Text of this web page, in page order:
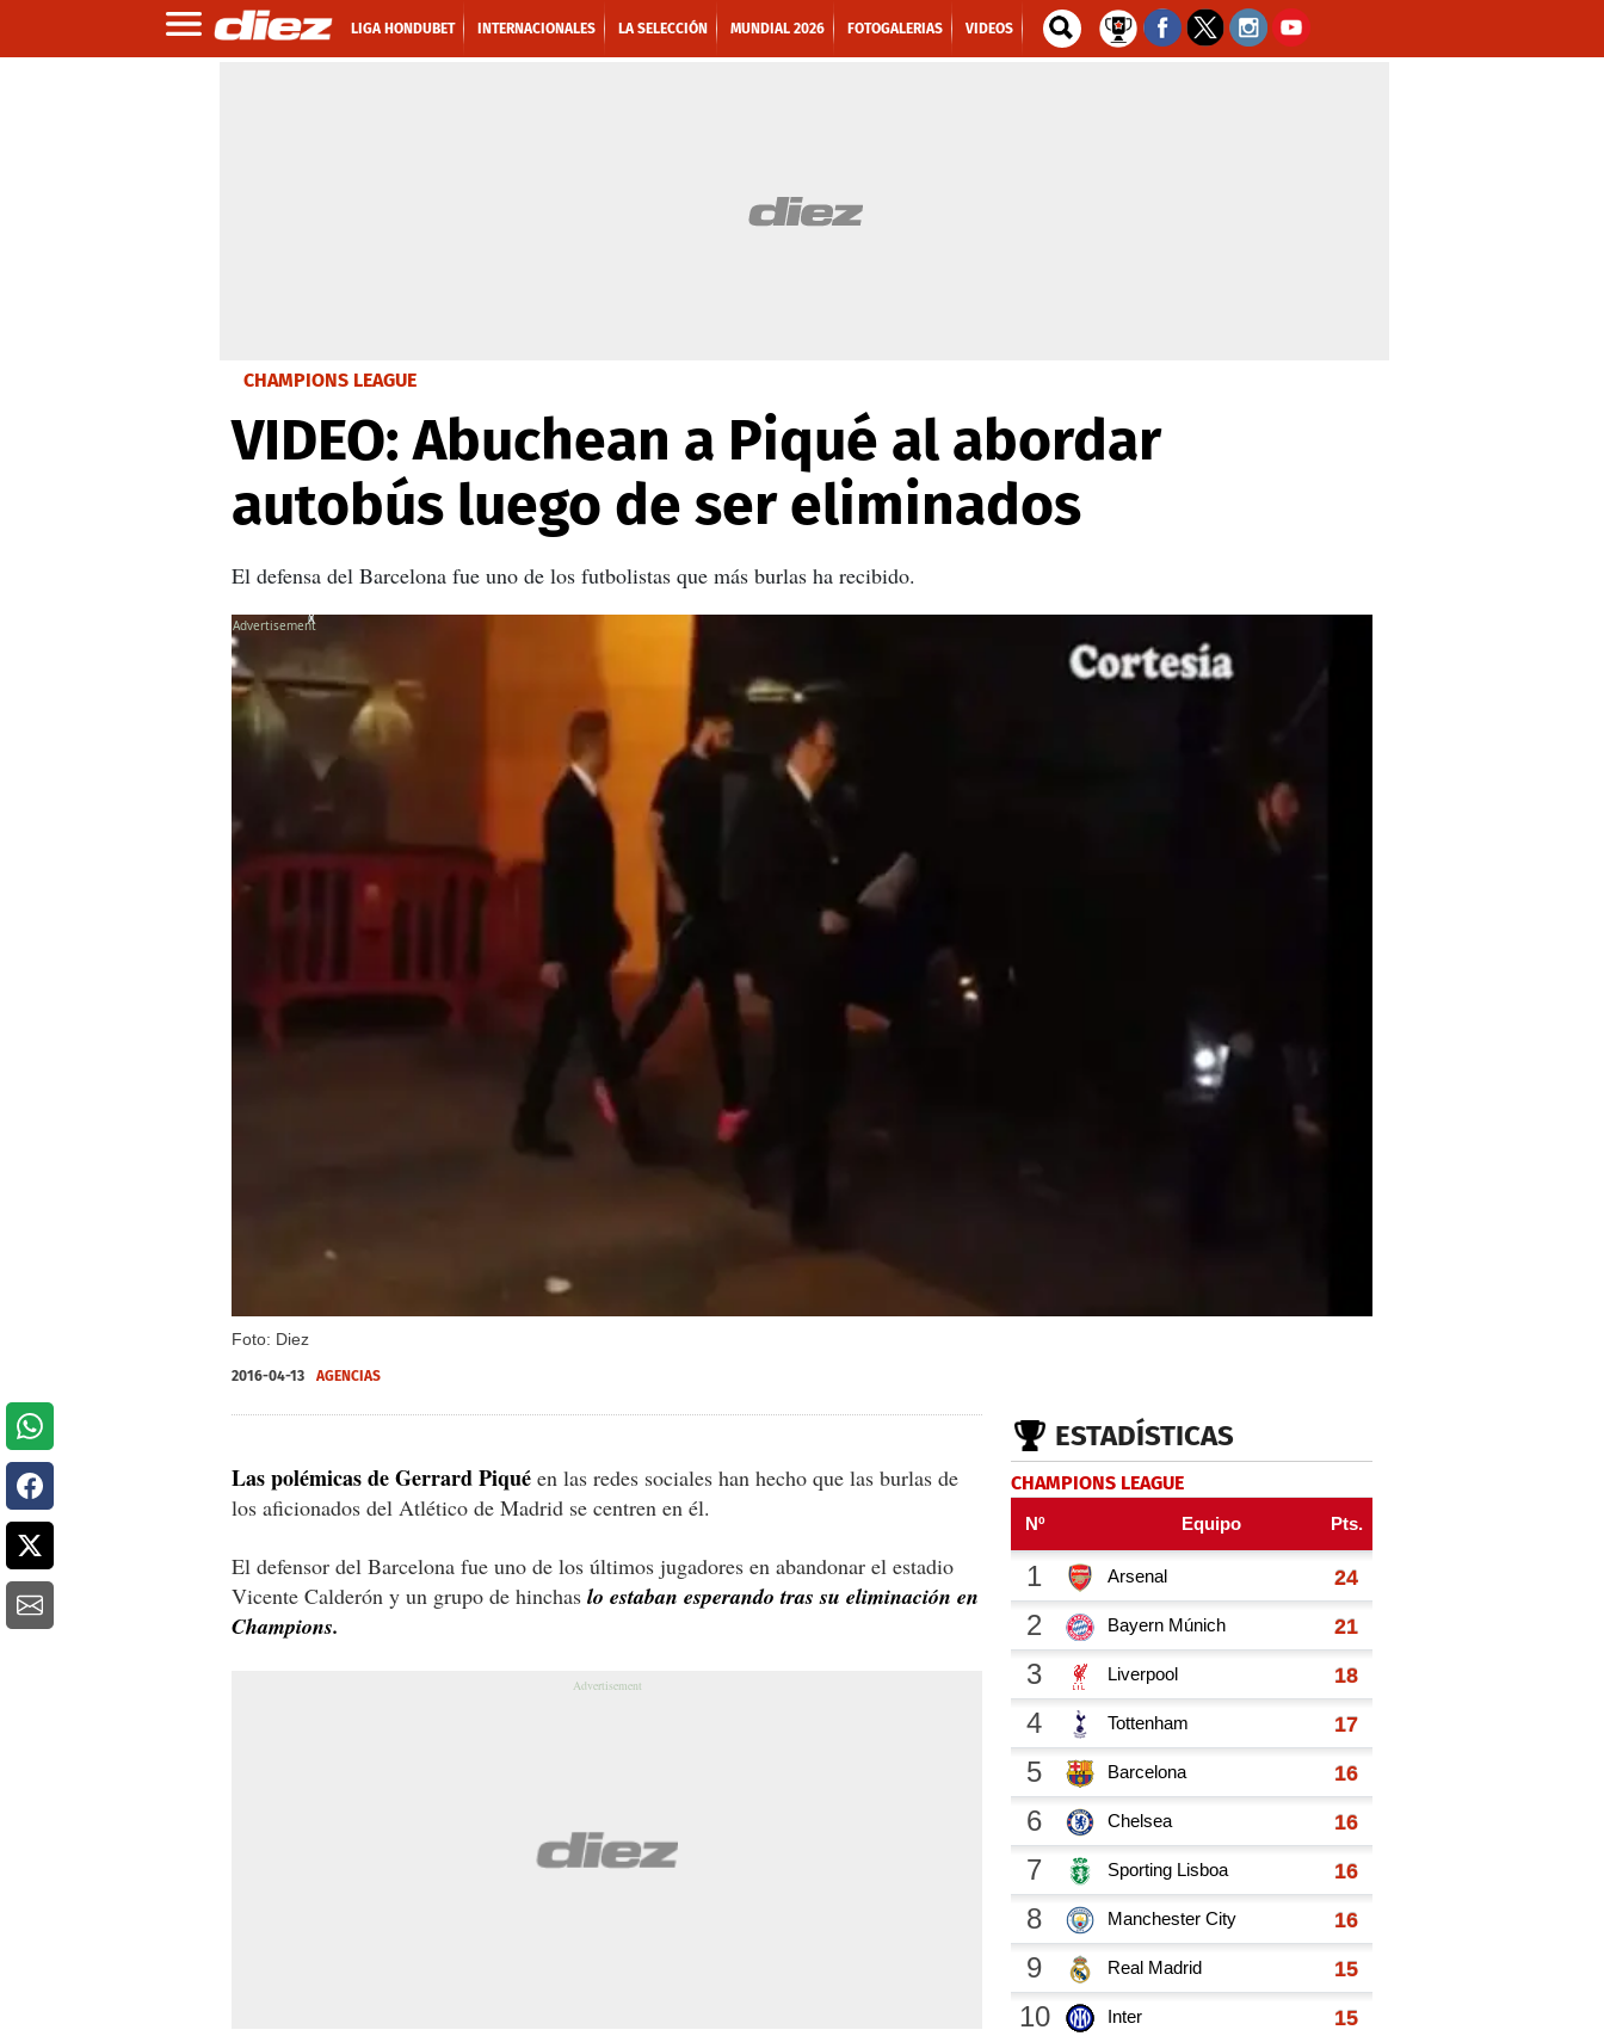
LIGA HONDUBET INTERNACIONALES LA SELECCIÓN MUNDIAL 2026 FOTOGALERIAS VIDEOS
CHAMPIONS LEAGUE
VIDEO: Abuchean a Piqué al abordar
autobús luego de ser eliminados
El defensa del Barcelona fue uno de los futbolistas que más burlas ha recibido.
Foto: Diez
X
2016-04-13 AGENCIAS
Las polémicas de Gerrard Piqué en las redes sociales han hecho que las burlas de
los aficionados del Atlético de Madrid se centren en él.
El defensor del Barcelona fue uno de los últimos jugadores en abandonar el estadio
Vicente Calderón y un grupo de hinchas lo estaban esperando tras su eliminación en
Champions.
ESTADÍSTICAS
CHAMPIONS LEAGUE